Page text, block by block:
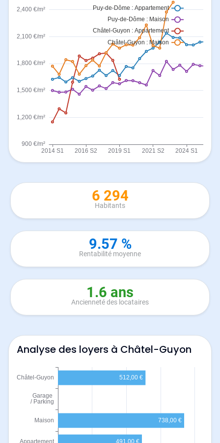
6 294
Habitants
9.57 %
Rentabilité moyenne
1.6 ans
Ancienneté des locataires
Analyse des loyers à Châtel-Guyon